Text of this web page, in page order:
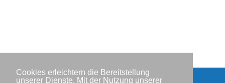
Cookies erleichtern die Bereitstellung
unserer Dienste. Mit der Nutzung unserer